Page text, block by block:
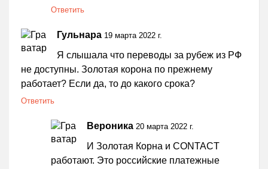
Ответить
Гульнара 19 марта 2022 г.
Я слышала что переводы за рубеж из РФ
не доступны. Золотая корона по прежнему
работает? Если да, то до какого срока?
Ответить
Вероника 20 марта 2022 г.
И Золотая Корна и CONTACT
работают. Это российские платежные